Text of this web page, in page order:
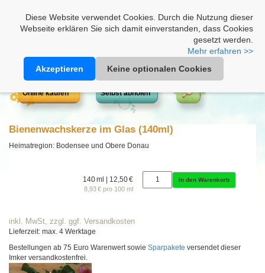
Diese Website verwendet Cookies. Durch die Nutzung dieser
Webseite erklären Sie sich damit einverstanden, dass Cookies
gesetzt werden.
Mehr erfahren >>
Akzeptieren
Keine optionalen Cookies
Online kaufen Selbst abholen
Bienenwachskerze im Glas (140ml)
Heimatregion: Bodensee und Obere Donau
140 ml | 12,50 €
8,93 € pro 100 ml
In den Warenkorb
inkl. MwSt, zzgl. ggf. Versandkosten
Lieferzeit: max. 4 Werktage
Bestellungen ab 75 Euro Warenwert sowie Sparpakete versendet dieser
Imker versandkostenfrei.